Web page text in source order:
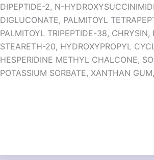
DIPEPTIDE-2, N-
DIGLUCONATE, PALMITOYL
PALMITOYL TRIPEPTIDE-38, CHRYSIN,
STEARETH-20, HYDROXYPROPYL
HESPERIDINE METHYL CHALCONE,
POTASSIUM SORBATE, XANTHAN